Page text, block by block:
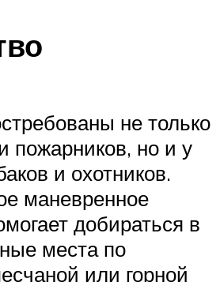
не только
пожарников, но и у
и охотников.
маневренное
добираться в
места по
или горной